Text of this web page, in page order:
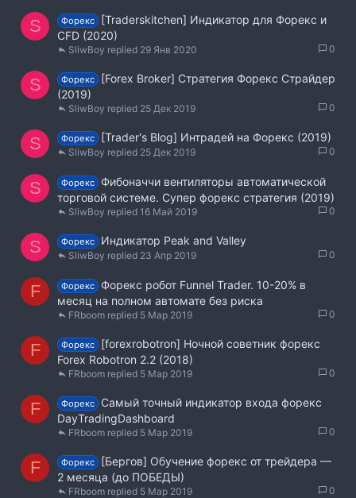
S Форекс
[Traderskitchen] Индикатор для Форекс и
CFD (2020)
0
29 Янв 2020
SliwBoy
S Форекс
[Forex Broker] Стратегия Форекс Страйдер
(2019)
0
25 Дек 2019
SliwBoy
S Форекс [Trader's Blog] Интрадей на Форекс (2019)
0
25 Дек 2019
SliwBoy
S Форекс
Фибоначчи вентиляторы автоматической
торговой системе. Супер форекс стратегия (2019)
0
16 Май 2019
SliwBoy
S Форекс Индикатор Peak and Valley
0
23 Апр 2019
SliwBoy
F Форекс
Форекс робот Funnel Trader. 10-20% в
месяц на полном автомате без риска
0
5 Мар 2019
FRboom
F Форекс
[forexrobotron] Ночной советник форекс
Forex Robotron 2.2 (2018)
0
5 Мар 2019
FRboom
F Форекс
Самый точный индикатор входа форекс
DayTradingDashboard
0
5 Мар 2019
FRboom
F Форекс
[Бергов] Обучение форекс от трейдера —
2 месяца (до ПОБЕДЫ)
0
5 Мар 2019
FRboom